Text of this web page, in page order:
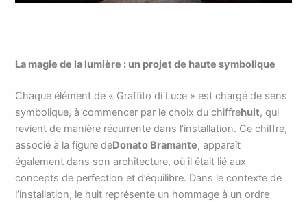
La magie de la lumière : un projet de haute symbolique
Chaque élément de « Graffito di Luce » est chargé de sens
symbolique, à commencer par le choix du chiffrehuit, qui
revient de manière récurrente dans l’installation. Ce chiffre,
associé à la figure deDonato Bramante, apparaît
également dans son architecture, où il était lié aux
concepts de perfection et d’équilibre. Dans le contexte de
l’installation, le huit représente un hommage à un ordre